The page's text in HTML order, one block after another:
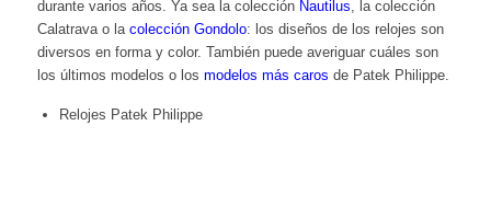
durante varios años. Ya sea la colección Nautilus, la colección
Calatravao la colección Gondolo: los diseños de los relojes son
diversos en forma y color. También puede averiguar cuáles son
los últimos modelos o los modelos más caros de Patek Philippe.
Relojes Patek Philippe